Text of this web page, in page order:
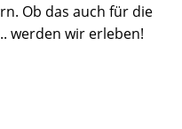
Ob das auch für die
werden wir erleben!